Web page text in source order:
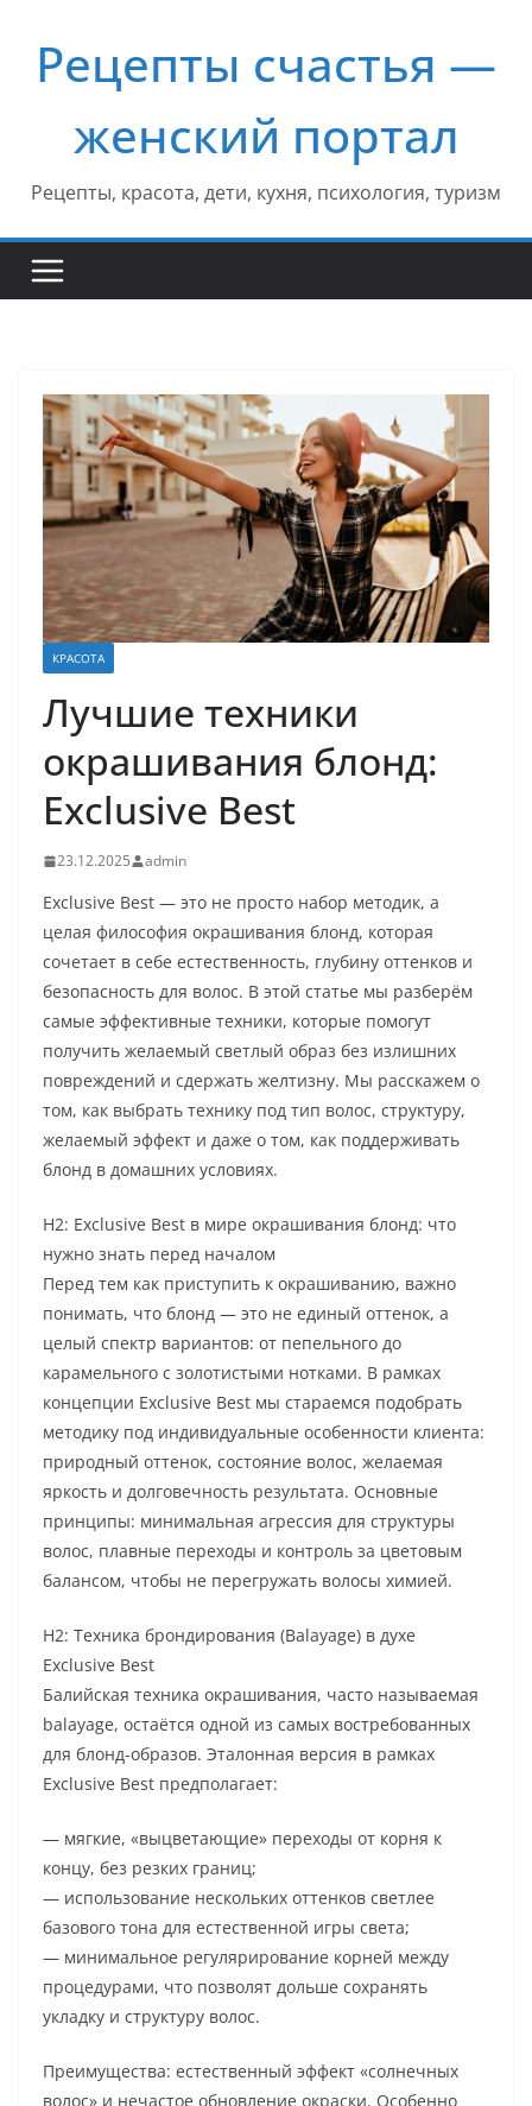
содержимому
Рецепты счастья —
женский портал
Рецепты, красота, дети, кухня, психология, туризм
КРАСОТА
Лучшие техники
окрашивания блонд:
Exclusive Best
23.12.2025 admin
Exclusive Best — это не просто набор методик, а
целая философия окрашивания блонд, которая
сочетает в себе естественность, глубину оттенков и
безопасность для волос. В этой статье мы разберём
самые эффективные техники, которые помогут
получить желаемый светлый образ без излишних
повреждений и сдержать желтизну. Мы расскажем о
том, как выбрать технику под тип волос, структуру,
желаемый эффект и даже о том, как поддерживать
блонд в домашних условиях.
H2: Exclusive Best в мире окрашивания блонд: что
нужно знать перед началом
Перед тем как приступить к окрашиванию, важно
понимать, что блонд — это не единый оттенок, а
целый спектр вариантов: от пепельного до
карамельного с золотистыми нотками. В рамках
концепции Exclusive Best мы стараемся подобрать
методику под индивидуальные особенности клиента:
природный оттенок, состояние волос, желаемая
яркость и долговечность результата. Основные
принципы: минимальная агрессия для структуры
волос, плавные переходы и контроль за цветовым
балансом, чтобы не перегружать волосы химией.
H2: Техника брондирования (Balayage) в духе
Exclusive Best
Балийская техника окрашивания, часто называемая
balayage, остаётся одной из самых востребованных
для блонд-образов. Эталонная версия в рамках
Exclusive Best предполагает:
— мягкие, «выцветающие» переходы от корня к
концу, без резких границ;
— использование нескольких оттенков светлее
базового тона для естественной игры света;
— минимальное регулярирование корней между
процедурами, что позволят дольше сохранять
укладку и структуру волос.
Преимущества: естественный эффект «солнечных
волос» и нечастое обновление окраски. Особенно